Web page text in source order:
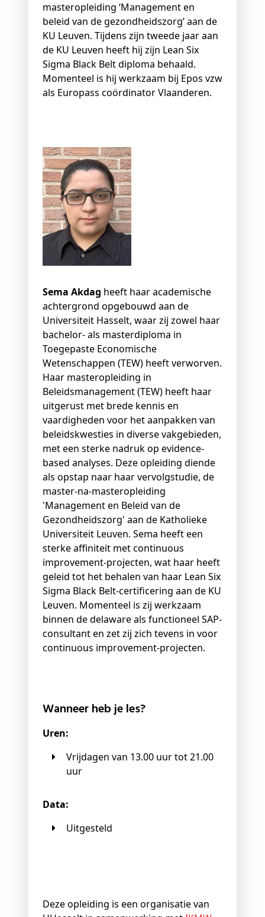
masteropleiding ‘Management en
beleid van de gezondheidszorg’ aan de
KU Leuven. Tijdens zijn tweede jaar aan
de KU Leuven heeft hij zijn Lean Six
Sigma Black Belt diploma behaald.
Momenteel is hij werkzaam bij Epos vzw
als Europass coördinator Vlaanderen.
Sema Akdag heeft haar academische
achtergrond opgebouwd aan de
Universiteit Hasselt, waar zij zowel haar
bachelor- als masterdiploma in
Toegepaste Economische
Wetenschappen (TEW) heeft verworven.
Haar masteropleiding in
Beleidsmanagement (TEW) heeft haar
uitgerust met brede kennis en
vaardigheden voor het aanpakken van
beleidskwesties in diverse vakgebieden,
met een sterke nadruk op evidence-
based analyses. Deze opleiding diende
als opstap naar haar vervolgstudie, de
master-na-masteropleiding
'Management en Beleid van de
Gezondheidszorg' aan de Katholieke
Universiteit Leuven. Sema heeft een
sterke affiniteit met continuous
improvement-projecten, wat haar heeft
geleid tot het behalen van haar Lean Six
Sigma Black Belt-certificering aan de KU
Leuven. Momenteel is zij werkzaam
binnen de delaware als functioneel SAP-
consultant en zet zij zich tevens in voor
continuous improvement-projecten.
Wanneer heb je les?
Uren:
Vrijdagen van 13.00 uur tot 21.00
uur
Data:
Uitgesteld
Deze opleiding is een organisatie van